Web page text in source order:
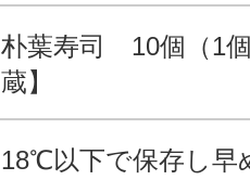
朴葉寿司 10個（1
蔵】
18℃以下で保存し早